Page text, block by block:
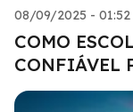
08/09/2025 - 01:52
COMO
CONFIÁVEL